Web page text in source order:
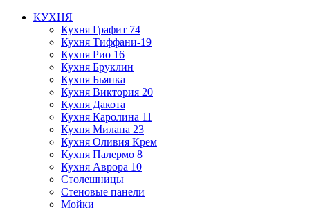
КУХНЯ
Кухня Графит 74
Кухня Тиффани-19
Кухня Рио 16
Кухня Бруклин
Кухня Бьянка
Кухня Виктория 20
Кухня Дакота
Кухня Каролина 11
Кухня Милана 23
Кухня Оливия Крем
Кухня Палермо 8
Кухня Аврора 10
Столешницы
Стеновые панели
Мойки